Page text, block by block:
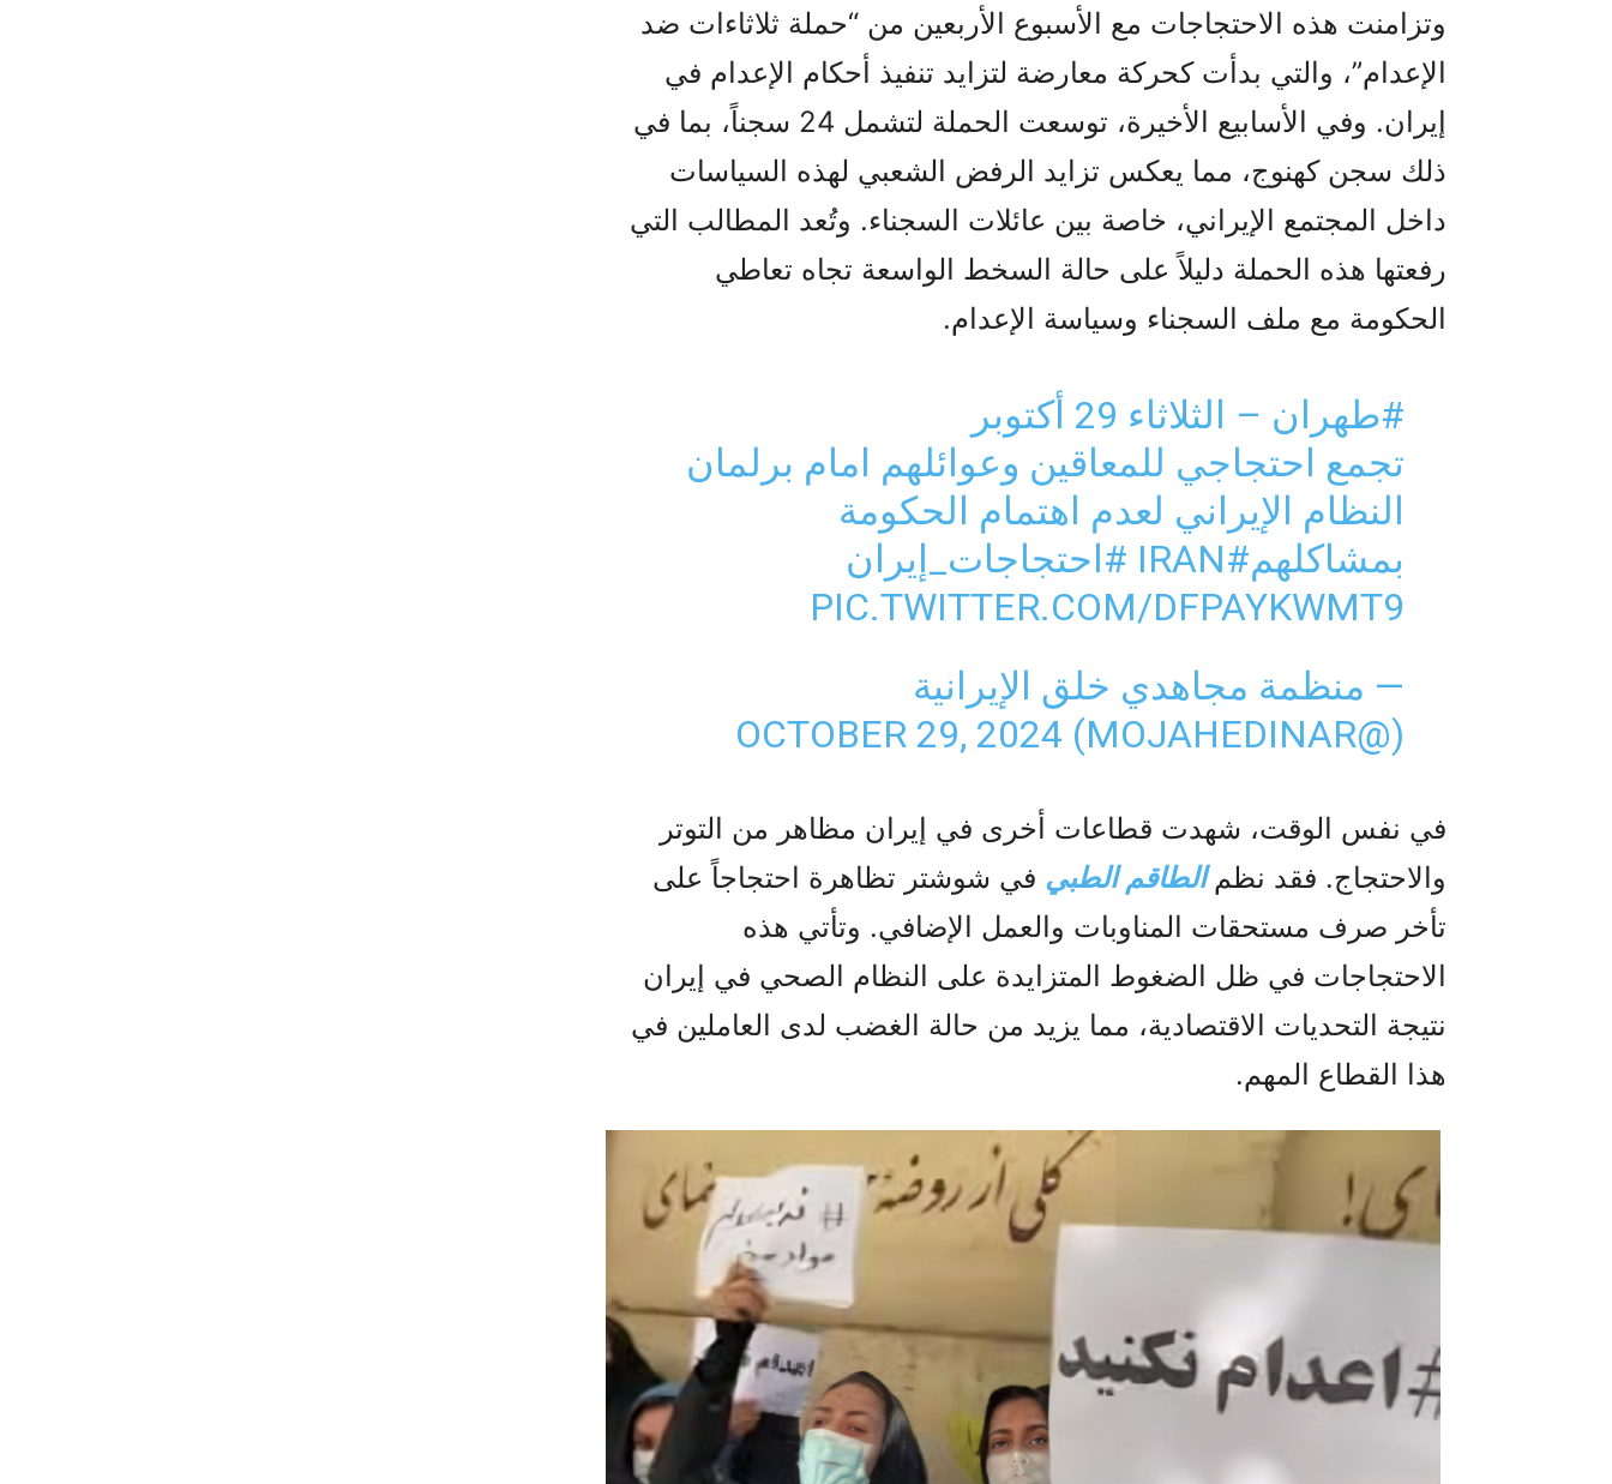
وتزامنت هذه الاحتجاجات مع الأسبوع الأربعين من “حملة ثلاثاءات ضد
الإعدام”، والتي بدأت كحركة معارضة لتزايد تنفيذ أحكام الإعدام في
إيران. وفي الأسابيع الأخيرة، توسعت الحملة لتشمل 24 سجناً، بما في
ذلك سجن كهنوج، مما يعكس تزايد الرفض الشعبي لهذه السياسات
داخل المجتمع الإيراني، خاصة بين عائلات السجناء. وتُعد المطالب التي
رفعتها هذه الحملة دليلاً على حالة السخط الواسعة تجاه تعاطي
الحكومة مع ملف السجناء وسياسة الإعدام.
#طهران – الثلاثاء 29 أكتوبر
تجمع احتجاجي للمعاقين وعوائلهم امام برلمان
النظام الإيراني لعدم اهتمام الحكومة
بمشاكلهم#IRAN
#احتجاجات_إيران
PIC.TWITTER.COM/DFPAYKWMT9
— منظمة مجاهدي خلق الإيرانية
(@MOJAHEDINAR)
OCTOBER 29, 2024
في نفس الوقت، شهدت قطاعات أخرى في إيران مظاهر من التوتر
والاحتجاج. فقد نظمالطاقم الطبي في شوشتر تظاهرة احتجاجاً على
تأخر صرف مستحقات المناوبات والعمل الإضافي. وتأتي هذه
الاحتجاجات في ظل الضغوط المتزايدة على النظام الصحي في إيران
نتيجة التحديات الاقتصادية، مما يزيد من حالة الغضب لدى العاملين في
هذا القطاع المهم.